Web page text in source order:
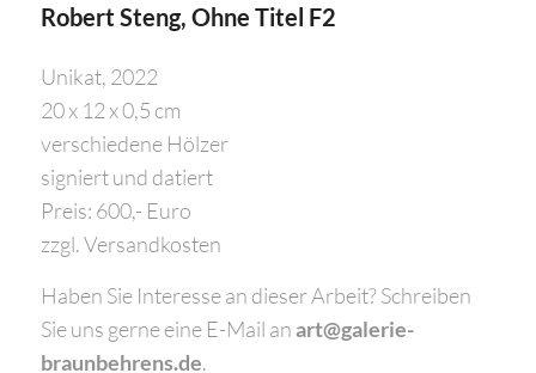
Robert Steng, Ohne Titel F2
Unikat, 2022
20 x 12 x 0,5 cm
verschiedene Hölzer
signiert und datiert
Preis: 600,- Euro
zzgl. Versandkosten
Haben Sie Interesse an dieser Arbeit? Schreiben
Sie uns gerne eine E-Mail anart@galerie-
braunbehrens.de.